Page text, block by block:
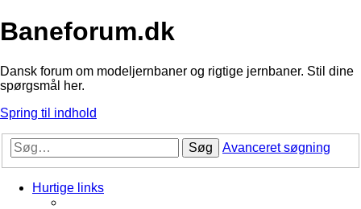
Baneforum.dk
Dansk forum om modeljernbaner og rigtige jernbaner. Stil dine
spørgsmål her.
Spring til indhold
Søg Avanceret søgning
Hurtige links